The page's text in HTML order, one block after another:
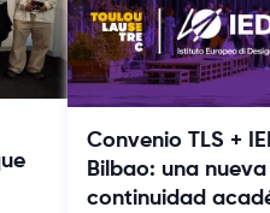
Convenio TLS +
Bilbao: una
continuidad